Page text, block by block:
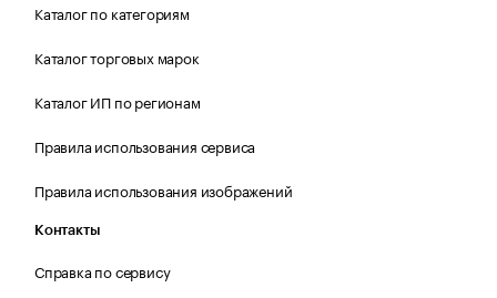
Каталог по категориям
Каталог торговых марок
Каталог ИП по регионам
Правила использования сервиса
Правила использования изображений
Контакты
Справка по сервису